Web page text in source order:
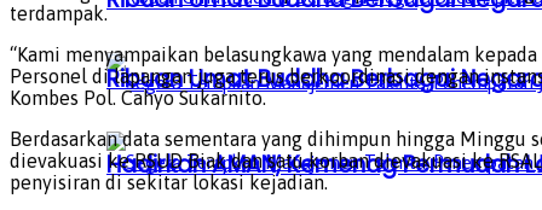
Hadirkan AMAN, Kemenag Permudah
Ribuan Umat Buddha Berbagai
terdampak.
“Kami menyampaikan belasungkawa yang mendalam
Personel di lapangan juga terus berkoordinasi dengan
Kombes Pol. Cahyo Sukarnito.
Berdasarkan data sementara yang dihimpun hingga
dievakuasi ke RSUD Biak dan satu korban dievakuasi ke
penyisiran di sekitar lokasi kejadian.